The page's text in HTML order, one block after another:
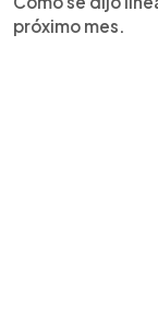
próximo mes.